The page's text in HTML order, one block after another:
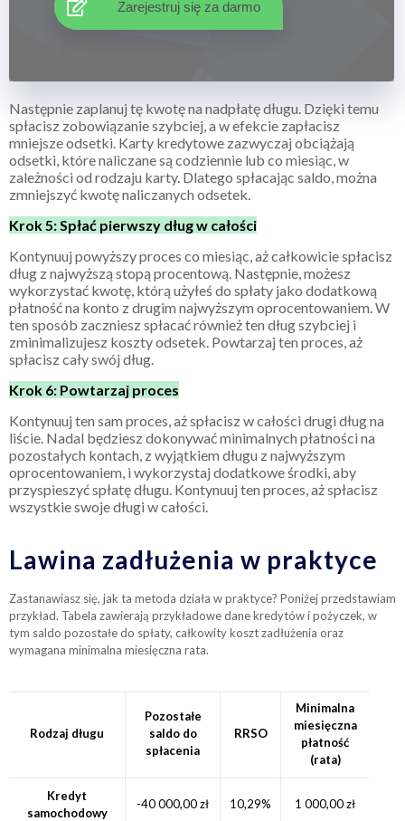
Zarejestruj się za darmo
Następnie zaplanuj tę kwotę na nadpłatę długu. Dzięki temu
spłacisz zobowiązanie szybciej, a w efekcie zapłacisz
mniejsze odsetki. Karty kredytowe zazwyczaj obciążają
odsetki, które naliczane są codziennie lub co miesiąc, w
zależności od rodzaju karty. Dlatego spłacając saldo, można
zmniejszyć kwotę naliczanych odsetek.
Krok 5: Spłać pierwszy dług w całości
Kontynuuj powyższy proces co miesiąc, aż całkowicie spłacisz
dług z najwyższą stopą procentową. Następnie, możesz
wykorzystać kwotę, którą użyłeś do spłaty jako dodatkową
płatność na konto z drugim najwyższym oprocentowaniem. W
ten sposób zaczniesz spłacać również ten dług szybciej i
zminimalizujesz koszty odsetek. Powtarzaj ten proces, aż
spłacisz cały swój dług.
Krok 6: Powtarzaj proces
Kontynuuj ten sam proces, aż spłacisz w całości drugi dług na
liście. Nadal będziesz dokonywać minimalnych płatności na
pozostałych kontach, z wyjątkiem długu z najwyższym
oprocentowaniem, i wykorzystaj dodatkowe środki, aby
przyspieszyć spłatę długu. Kontynuuj ten proces, aż spłacisz
wszystkie swoje długi w całości.
Lawina zadłużenia w praktyce
Zastanawiasz się, jak ta metoda działa w praktyce? Poniżej przedstawiam
przykład. Tabela zawierają przykładowe dane kredytów i pożyczek, w
tym saldo pozostałe do spłaty, całkowity koszt zadłużenia oraz
wymagana minimalna miesięczna rata.
Rodzaj długu
Pozostałe
saldo do
spłacenia
RRSO
Minimalna
miesięczna
płatność
(rata)
Kredyt
samochodowy
-40 000,00 zł 10,29% 1 000,00 zł